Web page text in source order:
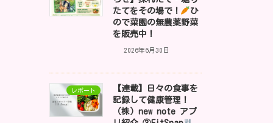
たてをその場で！
ひ
ので菜園の無農薬野菜
を販売中！
2026年6月30日
レポート
【連載】日々の食事を
記録して健康管理！
（株）new note アプ